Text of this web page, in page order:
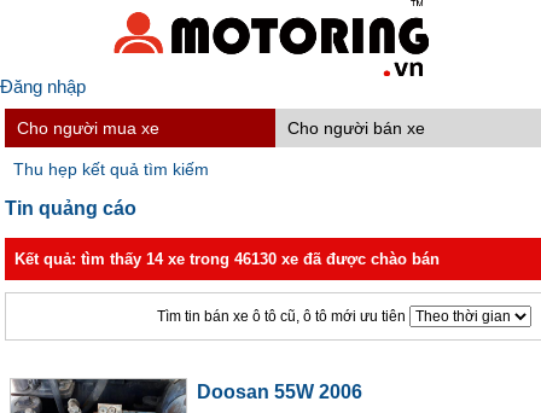
Đăng nhập
Cho người mua xe Cho người bán xe
Thu hẹp kết quả tìm kiếm
Tin quảng cáo
Kết quả: tìm thấy 14 xe trong 46130 xe đã được chào bán
Tìm tin bán xe ô tô cũ, ô tô mới ưu tiên
Doosan 55W 2006